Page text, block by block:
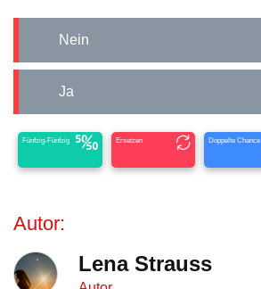
Nein
Ja
Fünfzig-Fünfzig Ersetzen Doppelte Chance
Autor:
Lena Strauss